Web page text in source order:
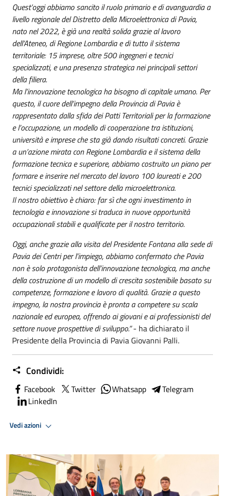
Quest’oggi abbiamo sancito il ruolo primario e di avanguardia a
livello regionale del Distretto della Microelettronica di Pavia,
nato nel 2022, è già una realtà solida grazie al lavoro
dell’Ateneo, di Regione Lombardia e di tutto il sistema
territoriale: 15 imprese, oltre 500 ingegneri e tecnici
specializzati, e una presenza strategica nei principali settori
della filiera.
Ma l’innovazione tecnologica ha bisogno di capitale umano. Per
questo, il cuore dell’impegno della Provincia di Pavia è
rappresentato dalla sfida dei Patti Territoriali per la formazione
e l’occupazione, un modello di cooperazione tra istituzioni,
università e imprese che sta già dando risultati concreti. Grazie
a un’azione mirata con Regione Lombardia e il sistema della
formazione tecnica e superiore, abbiamo costruito un piano per
formare e inserire nel mercato del lavoro 100 laureati e 200
tecnici specializzati nel settore della microelettronica.
Il nostro obiettivo è chiaro: far sì che ogni investimento in
tecnologia e innovazione si traduca in nuove opportunità
occupazionali stabili e qualificate per il nostro territorio.
Oggi, anche grazie alla visita del Presidente Fontana alla sede di
Pavia dei Centri per l’impiego, abbiamo confermato che Pavia
non è solo protagonista dell’innovazione tecnologica, ma anche
della costruzione di un modello di crescita sostenibile basato su
competenze, formazione e lavoro di qualità. Grazie a questo
impegno, la nostra provincia è pronta a competere su scala
nazionale ed europea, offrendo ai giovani e ai professionisti del
settore nuove prospettive di sviluppo.”- ha dichiarato il
Presidente della Provincia di Pavia Giovanni Palli.
Condividi:
Facebook Twitter Whatsapp
Telegram
LinkedIn
Vedi azioni